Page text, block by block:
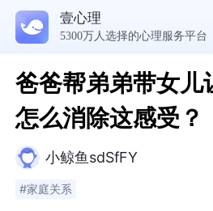
壹心理
5300万人选择的心理服务平台
爸爸帮弟弟带女儿
怎么消除这感受？
小鲸鱼sdSfFY
#家庭关系